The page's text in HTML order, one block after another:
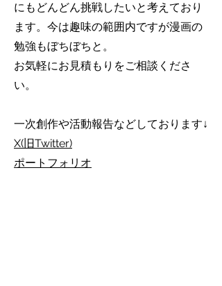
にもどんどん挑戦したいと考えており
ます。今は趣味の範囲内ですが漫画の
勉強もぼちぼちと。
お気軽にお見積もりをご相談くださ
い。
​一次創作や活動報告などしております↓
X(旧Twitter)
ポートフォリオ